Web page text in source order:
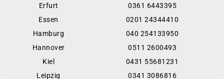
Erfurt
0361 6443395
Essen
0201 24344410
Hamburg
040 254133950
Hannover
0511 2600493
Kiel
0431 55681231
Leipzig
0341 3086816